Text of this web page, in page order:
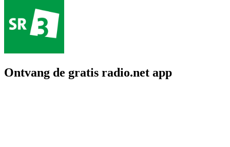
Ontvang de gratis radio.net app